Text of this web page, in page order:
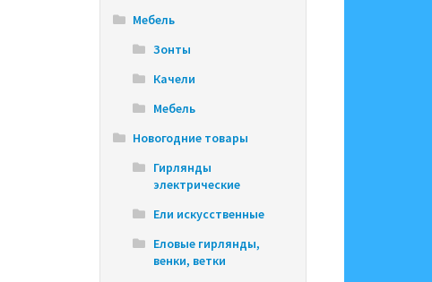
Мебель
Зонты
Качели
Мебель
Новогодние товары
Гирлянды
электрические
Ели искусственные
Еловые гирлянды,
венки, ветки